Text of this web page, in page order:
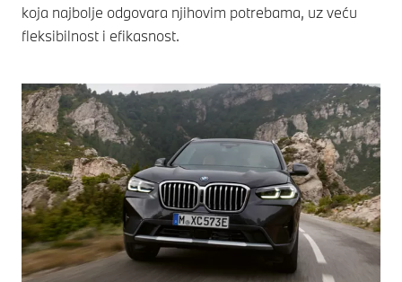
koja najbolje odgovara njihovim potrebama, uz veću
fleksibilnost i efikasnost.